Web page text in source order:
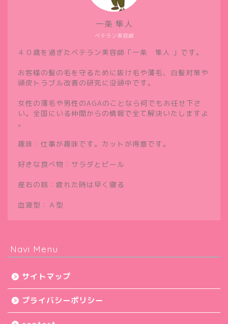
ベテラン美容師
一条 隼人
４０歳を過ぎたベテラン美容師「一条 隼人 」です。
お客様の髪の毛を守るために抜け毛や薄毛、白髪対策や
頭皮トラブル改善の研究に没頭中です。
女性の薄毛や男性のAGAのことなら何でもお任せ下さ
い。全国にいる仲間からの情報で全て解決いたしますよ
。
趣味：仕事が趣味です。カットが得意です。
好きな食べ物：サラダとビール
座右の銘：疲れた時は早く寝る
血液型：Ａ型
Navi Menu
サイトマップ
プライバシーポリシー